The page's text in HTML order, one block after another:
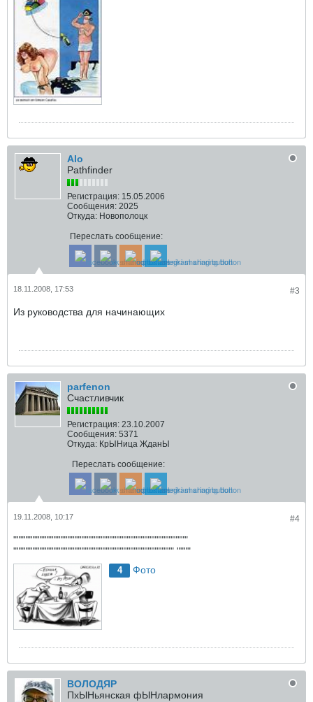
Alo
Pathfinder
Регистрация: 15.05.2006
Сообщения: 2025
Откуда: Новополоцк
Переслать сообщение:
#3
18.11.2008, 17:53
Из руководства для начинающих
parfenon
Счастливчик
Регистрация: 23.10.2007
Сообщения: 5371
Откуда: КрЫНица ЖданЫ
Переслать сообщение:
#4
19.11.2008, 10:17
""""""""""""""""""""""""""""""""""""""""""""""""""
"""""""""""""""""""""""""""""""""""""""""""""" """"
4 Фото
ВОЛОДЯР
ПхЫНьянская фЫНлармония